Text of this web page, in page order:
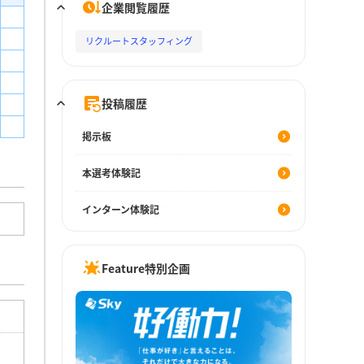
企業閲覧履歴
リクルートスタッフィング
投稿履歴
掲示板
本選考体験記
インターン体験記
Feature特別企画